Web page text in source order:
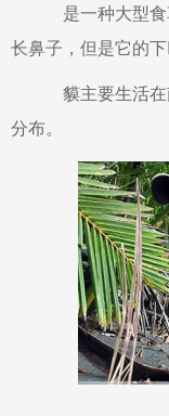
是一种大型食
长鼻子，但是它的下
貘主要生活在
分布。